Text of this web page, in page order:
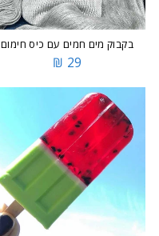
בקבוק מים חמים עם כיס חימום
29 ₪